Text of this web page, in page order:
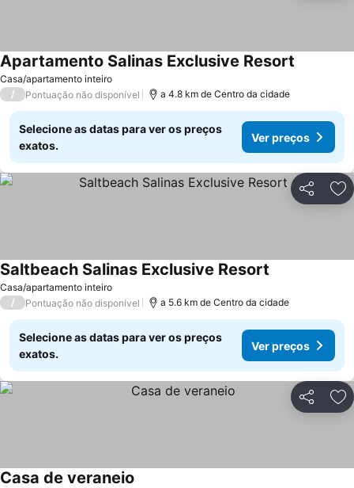
Casa/apartamento inteiro
Apartamento Salinas Exclusive Resort
/ Pontuação não disponível a 4.8 km de Centro da cidade
Selecione as datas para ver os preços
exatos.
Ver preços
Partilhar
Casa/apartamento inteiro
Saltbeach Salinas Exclusive Resort
/ Pontuação não disponível a 5.6 km de Centro da cidade
Selecione as datas para ver os preços
exatos.
Ver preços
Partilhar
Casa de veraneio